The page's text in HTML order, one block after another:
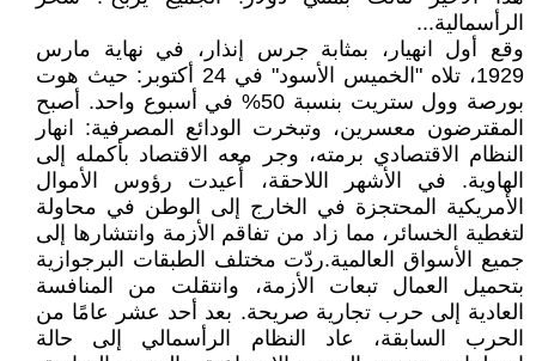
الرأسمالية...
وقع أول انهيار، بمثابة جرس إنذار، في نهاية مارس
1929، تلاه "الخميس الأسود" في 24 أكتوبر: حيث هوت
بورصة وول ستريت بنسبة 50% في أسبوع واحد. أصبح
المقترضون معسرين، وتبخرت الودائع المصرفية: انهار
النظام الاقتصادي برمته، وجر معه الاقتصاد بأكمله إلى
الهاوية. في الأشهر اللاحقة، أُعيدت رؤوس الأموال
الأمريكية المحتجزة في الخارج إلى الوطن في محاولة
لتغطية الخسائر، مما زاد من تفاقم الأزمة وانتشارها إلى
جميع الأسواق العالمية.ردّت مختلف الطبقات البرجوازية
بتحميل العمال تبعات الأزمة، وانتقلت من المنافسة
العادية إلى حرب تجارية صريحة. بعد أحد عشر عامًا من
الحرب السابقة، عاد النظام الرأسمالي إلى حالة